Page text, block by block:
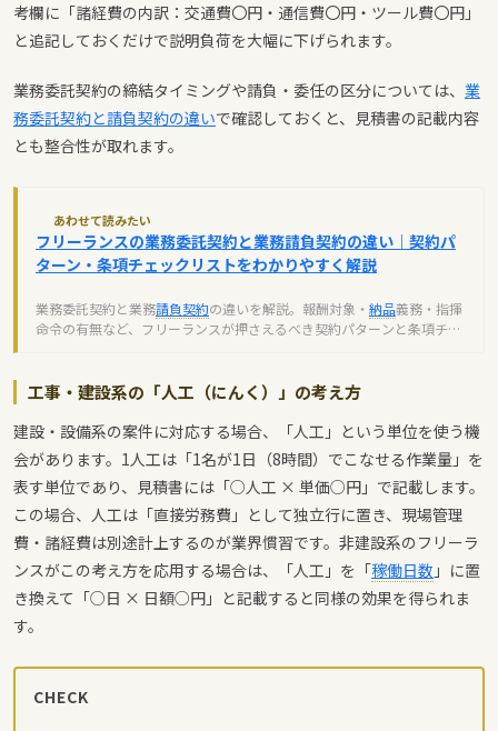
考欄に「諸経費の内訳：交通費〇円・通信費〇円・ツール費〇円」
と追記しておくだけで説明負荷を大幅に下げられます。
業務委託契約の締結タイミングや請負・委任の区分については、 業
務委託契約と請負契約の違いで確認しておくと、見積書の記載内容
とも整合性が取れます。
あわせて読みたい
フリーランスの業務委託契約と業務請負契約の違い｜契約パ
ターン・条項チェックリストをわかりやすく解説
業務委託契約と業務請負契約の違いを解説。報酬対象・ 納品義務・指揮
命令の有無など、フリーランスが押さえるべき契約パターンと条項チェ
工事・建設系の「人工（にんく）」の考え方
建設・設備系の案件に対応する場合、「人工」という単位を使う機
会があります。1人工は「1名が1日（8時間）でこなせる作業量」を
表す単位であり、見積書には「○人工 × 単価○円」で記載します。
この場合、人工は「直接労務費」として独立行に置き、現場管理
費・諸経費は別途計上するのが業界慣習です。非建設系のフリーラ
ンスがこの考え方を応用する場合は、「人工」を「稼働日数 」に置
き換えて「○日 × 日額○円」と記載すると同様の効果を得られま
す。
CHECK